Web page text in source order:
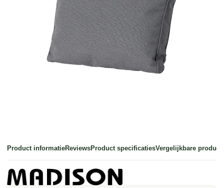
Product informatieReviewsProduct specificatiesVergelijkbare